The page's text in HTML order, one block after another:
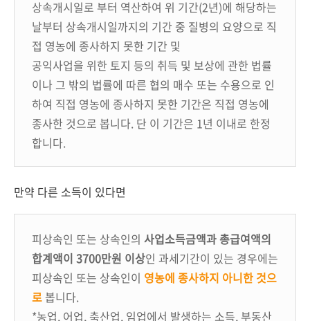
상속개시일로 부터 역산하여 위 기간(2년)에 해당하는
날부터 상속개시일까지의 기간 중 질병의 요양으로 직
접 영농에 종사하지 못한 기간 및
공익사업을 위한 토지 등의 취득 및 보상에 관한 법률
이나 그 밖의 법률에 따른 협의 매수 또는 수용으로 인
하여 직접 영농에 종사하지 못한 기간은 직접 영농에
종사한 것으로 봅니다. 단 이 기간은 1년 이내로 한정
합니다.
만약 다른 소득이 있다면
피상속인 또는 상속인의 사업소득금액과 총급여액의
합계액이 3700만원 이상인 과세기간이 있는 경우에는
피상속인 또는 상속인이 영농에 종사하지 아니한 것으
로봅니다.
*농업, 어업, 축산업, 임업에서 발생하는 소득, 부동산